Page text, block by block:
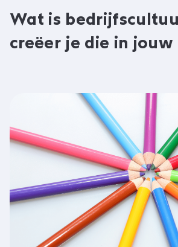
Wat is
creëer je die in